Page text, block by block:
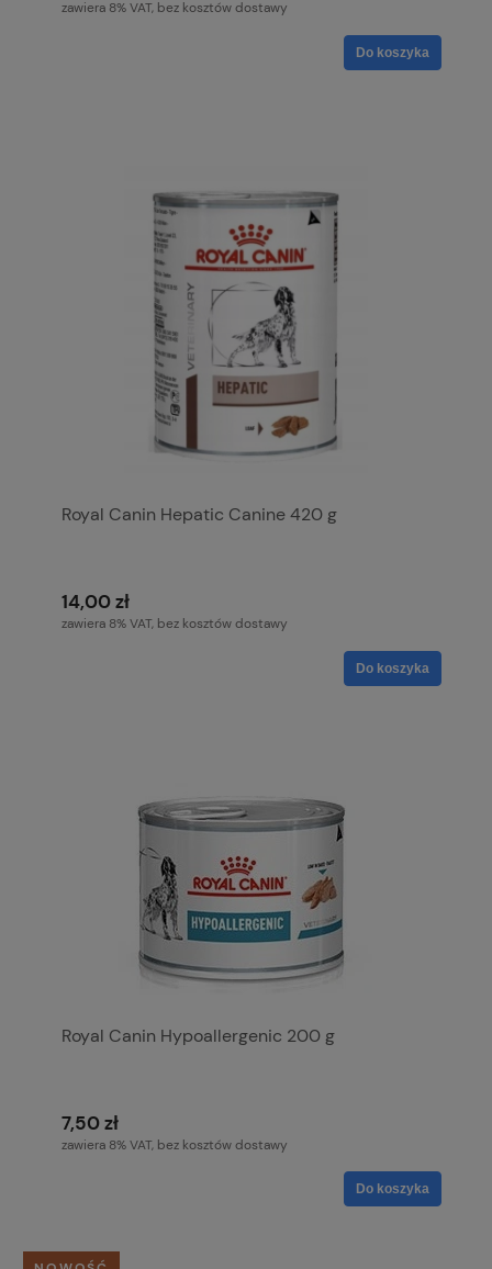
zawiera 8% VAT, bez kosztów dostawy
Do koszyka
Royal Canin Hepatic Canine 420 g
14,00 zł
zawiera 8% VAT, bez kosztów dostawy
Do koszyka
Royal Canin Hypoallergenic 200 g
7,50 zł
zawiera 8% VAT, bez kosztów dostawy
Do koszyka